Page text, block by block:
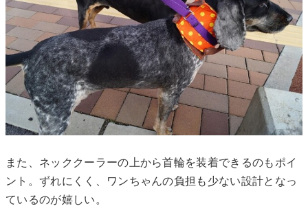
また、ネッククーラーの上から首輪を装着できるのもポイ
ント。ずれにくく、ワンちゃんの負担も少ない設計となっ
ているのが嬉しい。